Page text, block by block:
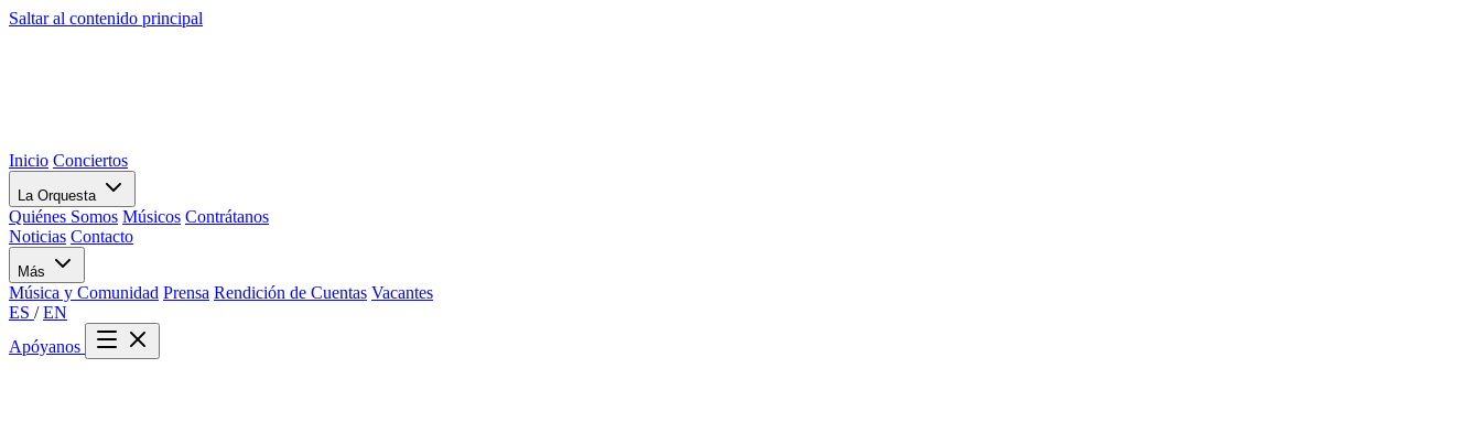
Saltar al contenido principal
Inicio Conciertos
La Orquesta
Quiénes Somos Músicos Contrátanos
Noticias Contacto
Más
Música y Comunidad Prensa Rendición de Cuentas Vacantes
ES / EN
Apóyanos